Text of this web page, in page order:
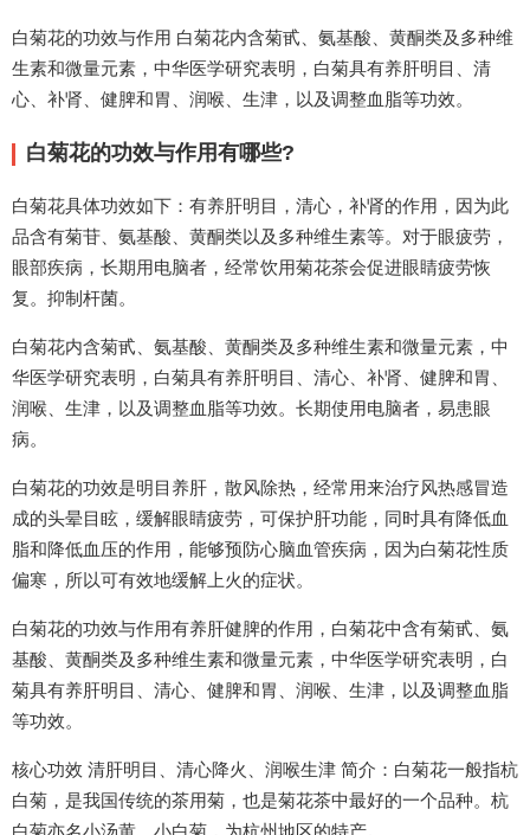
白菊花的功效与作用 白菊花内含菊甙、氨基酸、黄酮类及多种维
生素和微量元素，中华医学研究表明，白菊具有养肝明目、清
心、补肾、健脾和胃、润喉、生津，以及调整血脂等功效。
白菊花的功效与作用有哪些?
白菊花具体功效如下：有养肝明目，清心，补肾的作用，因为此
品含有菊苷、氨基酸、黄酮类以及多种维生素等。对于眼疲劳，
眼部疾病，长期用电脑者，经常饮用菊花茶会促进眼睛疲劳恢
复。抑制杆菌。
白菊花内含菊甙、氨基酸、黄酮类及多种维生素和微量元素，中
华医学研究表明，白菊具有养肝明目、清心、补肾、健脾和胃、
润喉、生津，以及调整血脂等功效。长期使用电脑者，易患眼
病。
白菊花的功效是明目养肝，散风除热，经常用来治疗风热感冒造
成的头晕目眩，缓解眼睛疲劳，可保护肝功能，同时具有降低血
脂和降低血压的作用，能够预防心脑血管疾病，因为白菊花性质
偏寒，所以可有效地缓解上火的症状。
白菊花的功效与作用有养肝健脾的作用，白菊花中含有菊甙、氨
基酸、黄酮类及多种维生素和微量元素，中华医学研究表明，白
菊具有养肝明目、清心、健脾和胃、润喉、生津，以及调整血脂
等功效。
核心功效 清肝明目、清心降火、润喉生津 简介：白菊花一般指杭
白菊，是我国传统的茶用菊，也是菊花茶中最好的一个品种。杭